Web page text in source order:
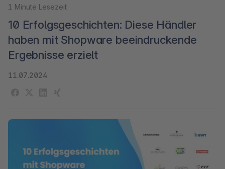
1 Minute Lesezeit
10 Erfolgsgeschichten: Diese Händler
haben mit Shopware beeindruckende
Ergebnisse erzielt
11.07.2024